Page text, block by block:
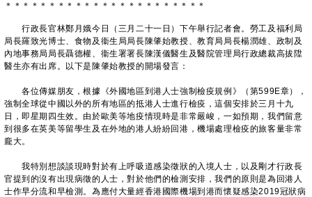
＊ ＊ ＊ ＊ ＊ ＊ ＊ ＊ ＊ ＊ ＊ ＊ ＊ ＊ ＊ ＊ ＊ ＊ ＊ ＊ ＊ ＊ ＊
行政長官林鄭月娥今日（三月二十一日）下午舉行記者會。勞工及福利局
局長羅致光博士、食物及衞生局局長陳肇始教授、教育局局長楊潤雄、政制及
內地事務局局長聶德權、衞生署署長陳漢儀醫生及醫院管理局行政總裁高拔陞
醫生亦有出席。以下是陳肇始教授的開場發言：
各位傳媒朋友，根據《外國地區到港人士強制檢疫規例》（第599E章），
強制全球從中國以外的所有地區的抵港人士進行檢疫，這個安排於三月十九
日，即星期四生效。由於歐美等地疫情現時是非常嚴峻，一如預期，我們留意
到很多在英美等留學生及在外地的港人紛紛回港，機場處理檢疫的旅客量非常
龐大。
我特別想談談現時對於有上呼吸道感染徵狀的入境人士，以及剛才行政長
官提到的沒有出現病徵的人士，對於他們的檢測安排，我們的原則是為回港人
士作早分流和早檢測。為應付大量經香港國際機場到港而懷疑感染2019冠狀病